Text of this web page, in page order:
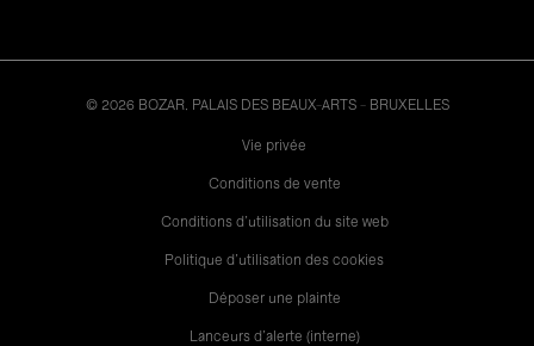
© 2026 BOZAR. PALAIS DES BEAUX-ARTS - BRUXELLES
Vie privée
Conditions de vente
Conditions d'utilisation du site web
Politique d'utilisation des cookies
Déposer une plainte
Lanceurs d’alerte (interne)